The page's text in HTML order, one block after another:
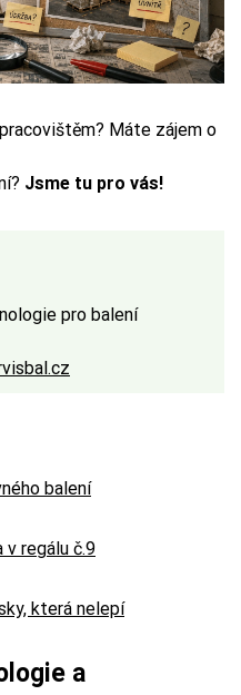
Máte zájem o
Jsme tu pro vás!
pro balení
balení
v regálu č.9
která nelepí
a